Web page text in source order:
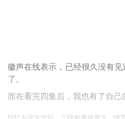
徽声在线表示，已经很久没有
了。
而在看完四集后，我也有了自己